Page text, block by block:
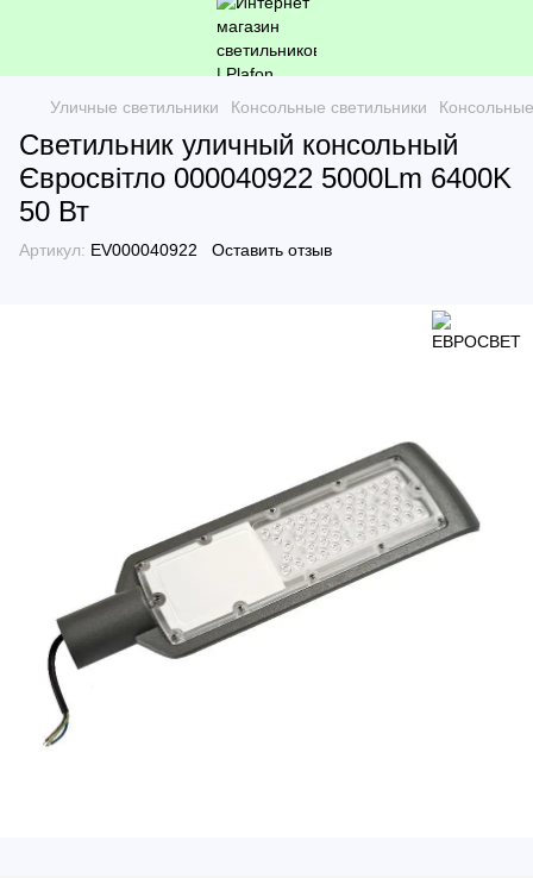
Уличные светильники Консольные светильники
Светильник уличный консольный
Євросвітло 000040922 5000Lm 6400K
50 Вт
Артикул: EV000040922 Оставить отзыв